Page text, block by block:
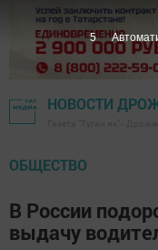
НОВОСТИ
ОБЩЕСТВО
В России
выдачу
4